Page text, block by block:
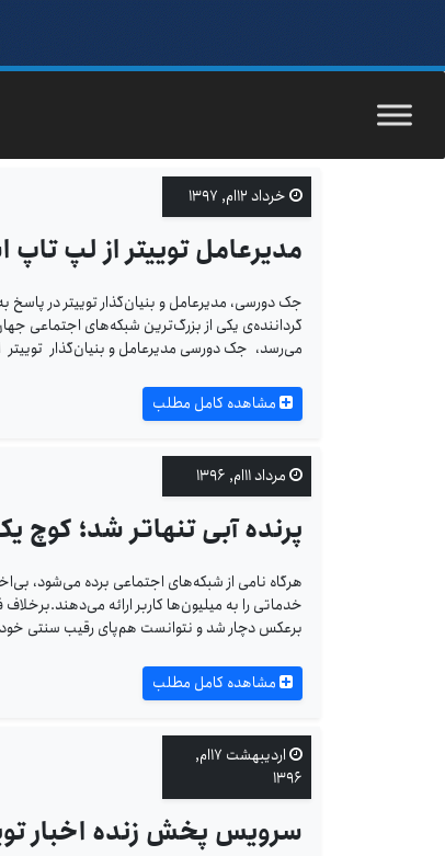
خرداد ۱۲ام, ۱۳۹۷
مدیرعامل توییتر از لپ
جک دورسی، مدیرعامل و بنیان‌گذار توییتر در پاسخ
گرداننده‌ی یکی از بزرگ‌ترین شبکه‌های اجتماعی
می‌رسد، جک دورسی مدیرعامل و بنیان‌گذار توییتر
مشاهده کامل مطلب
مرداد ۱۱ام, ۱۳۹۶
پرنده آبی تنهاتر شد؛ کوچ
هرگاه نامی‌ از شبکه‌های اجتماعی برده می‌شود،
خدماتی را به میلیون‌ها کاربر ارائه
برعکس دچار شد و نتوانست هم‌پای رقیب سنتی
مشاهده کامل مطلب
اردیبهشت ۱۷ام,
۱۳۹۶
سرویس پخش زنده اخبار